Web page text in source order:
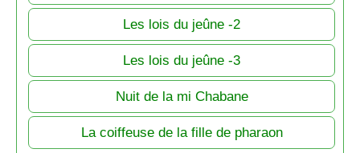
Les lois du jeûne -2
Les lois du jeûne -3
Nuit de la mi Chabane
La coiffeuse de la fille de pharaon